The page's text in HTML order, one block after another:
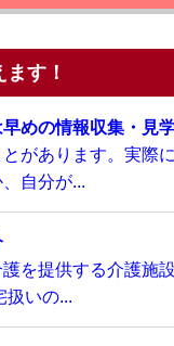
す！
めの情報収集・見
があります。実際
自分が...
を提供する介護施
扱いの...